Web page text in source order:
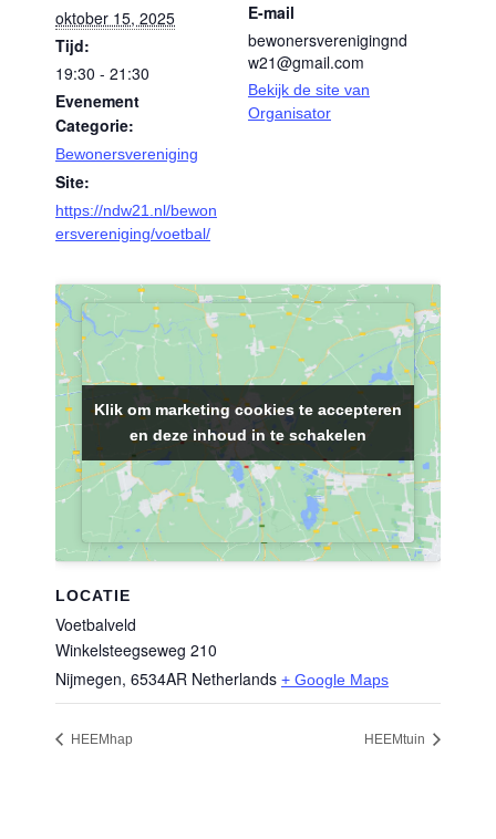
oktober 15, 2025
Tijd:
19:30 - 21:30
Evenement
Categorie:
Bewonersvereniging
Site:
https://ndw21.nl/bewon
ersvereniging/voetbal/
E-mail
bewonersverenigingnd
w21@gmail.com
Bekijk de site van
Organisator
LOCATIE
Voetbalveld
Winkelsteegseweg 210
Nijmegen, 6534AR Netherlands + Google Maps
Klik om marketing cookies te accepteren
en deze inhoud in te schakelen
Klik om marketing cookies te accepteren
en deze inhoud in te schakelen
HEEMhap HEEMtuin